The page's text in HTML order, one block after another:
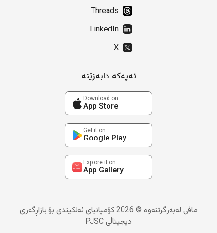
Threads
LinkedIn
X
ئەپەکە دابەزێنە
Download on
App Store
Get it on
Google Play
Explore it on
App Gallery
مافی لەبەرگرتنەوە © 2026 کۆمپانیای ئەلکیندی بۆ بازاڕگەری
دیجیتاڵی PJSC